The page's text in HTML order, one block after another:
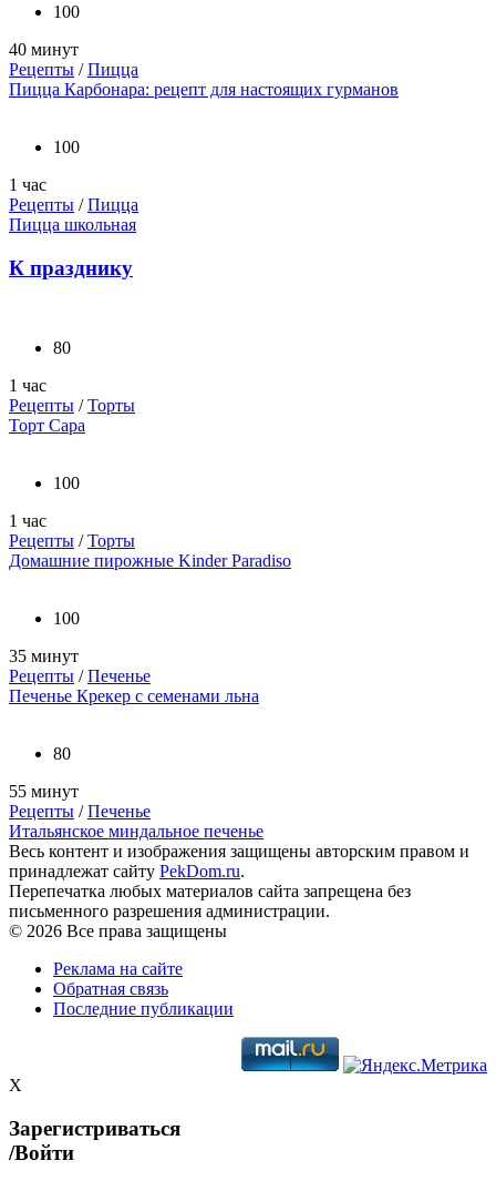
100
40 минут
Рецепты /Пицца
Пицца Карбонара: рецепт для настоящих гурманов
100
1 час
Рецепты /Пицца
Пицца школьная
К празднику
80
1 час
Рецепты /Торты
Торт Сара
100
1 час
Рецепты /Торты
Домашние пирожные Kinder Paradiso
100
35 минут
Рецепты /Печенье
Печенье Крекер с семенами льна
80
55 минут
Рецепты /Печенье
Итальянское миндальное печенье
Весь контент и изображения защищены авторским правом и
принадлежат сайту PekDom.ru.
Перепечатка любых материалов сайта запрещена без
письменного разрешения администрации.
© 2026 Все права защищены
Реклама на сайте
Обратная связь
Последние публикации
X
Зарегистриваться
/Войти